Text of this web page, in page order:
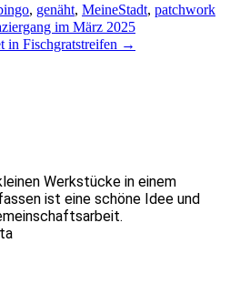
, genäht, MeineStadt, patchwork
im März 2025
in Fischgratstreifen →
Werkstücke in einem
ist eine schöne Idee und